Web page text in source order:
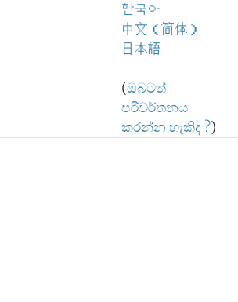
한국어
中文（简体）
日本語
(ඔබටත්
පරිවර්තනය
කරන්න හැකිද ?)